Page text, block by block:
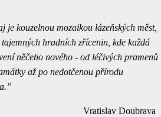
je kouzelnou mozaikou lázeňských měst,
hradních zřícenin, kde každá
něčeho nového - od léčivých pramenů
až po nedotčenou přírodu
Vratislav Doubrava